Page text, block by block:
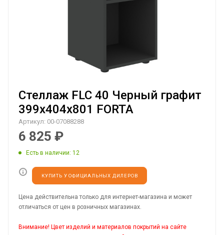
Стеллаж FLC 40 Черный графит
399х404х801 FORTA
Артикул: 00-07088288
6 825 ₽
Есть в наличии: 12
КУПИТЬ У ОФИЦИАЛЬНЫХ ДИЛЕРОВ
Цена действительна только для интернет-магазина и может
отличаться от цен в розничных магазинах.
Внимание! Цвет изделий и материалов покрытий на сайте